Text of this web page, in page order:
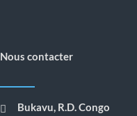
Nous contacter
Bukavu, R.D. Congo